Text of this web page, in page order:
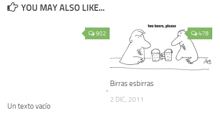
YOU MAY ALSO LIKE...
902
Un texto vacío
478
Birras esbirras
2 DIC, 2011